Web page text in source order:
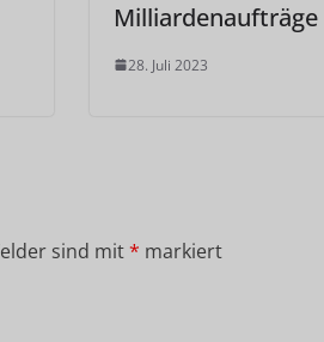
Milliardenaufträge
28. Juli 2023
sind mit* markiert